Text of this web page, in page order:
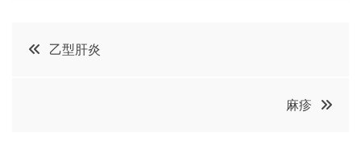
文
乙型肝炎
麻疹